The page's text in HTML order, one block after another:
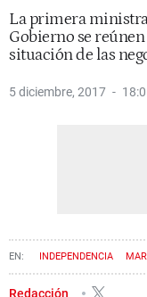
La primera
Gobierno se
situación de las
5 diciembre, 2017
INDEPENDENCIA
ESTADO DE DERECHO
Redacción